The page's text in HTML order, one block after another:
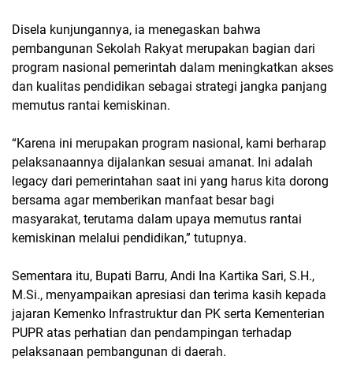
Disela kunjungannya, ia menegaskan bahwa
pembangunan Sekolah Rakyat merupakan bagian dari
program nasional pemerintah dalam meningkatkan akses
dan kualitas pendidikan sebagai strategi jangka panjang
memutus rantai kemiskinan.
“Karena ini merupakan program nasional, kami berharap
pelaksanaannya dijalankan sesuai amanat. Ini adalah
legacy dari pemerintahan saat ini yang harus kita dorong
bersama agar memberikan manfaat besar bagi
masyarakat, terutama dalam upaya memutus rantai
kemiskinan melalui pendidikan,” tutupnya.
Sementara itu, Bupati Barru, Andi Ina Kartika Sari, S.H.,
M.Si., menyampaikan apresiasi dan terima kasih kepada
jajaran Kemenko Infrastruktur dan PK serta Kementerian
PUPR atas perhatian dan pendampingan terhadap
pelaksanaan pembangunan di daerah.